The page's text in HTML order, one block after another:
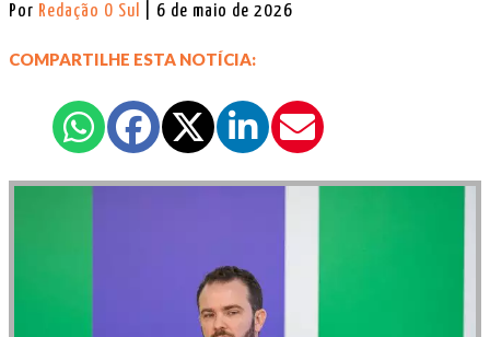
Por Redação O Sul | 6 de maio de 2026
COMPARTILHE ESTA NOTÍCIA: